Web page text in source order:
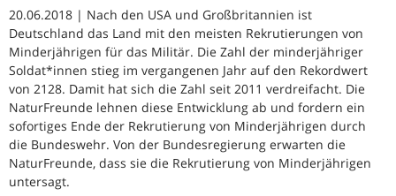
20.06.2018 | Nach den USA und Großbritannien ist
Deutschland das Land mit den meisten Rekrutierungen von
Minderjährigen für das Militär. Die Zahl der minderjähriger
Soldat*innen stieg im vergangenen Jahr auf den Rekordwert
von 2128. Damit hat sich die Zahl seit 2011 verdreifacht. Die
NaturFreunde lehnen diese Entwicklung ab und fordern ein
sofortiges Ende der Rekrutierung von Minderjährigen durch
die Bundeswehr. Von der Bundesregierung erwarten die
NaturFreunde, dass sie die Rekrutierung von Minderjährigen
untersagt.